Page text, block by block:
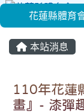
花蓮縣體育
本站消息
110年花蓮
畫』- 漆彈